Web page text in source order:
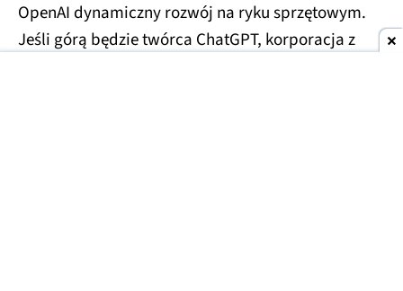
OpenAI dynamiczny rozwój na ryku sprzętowym.
Jeśli górą będzie twórca ChatGPT, korporacja z